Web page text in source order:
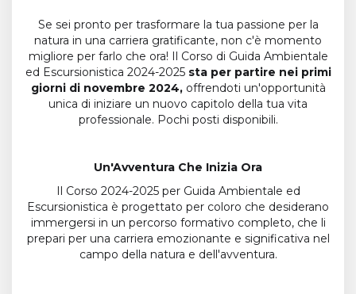
Se sei pronto per trasformare la tua passione per la
natura in una carriera gratificante, non c'è momento
migliore per farlo che ora! Il Corso di Guida Ambientale
ed Escursionistica 2024-2025 sta per partire nei primi
giorni di novembre 2024,offrendoti un'opportunità
unica di iniziare un nuovo capitolo della tua vita
professionale. Pochi posti disponibili.
Un'Avventura Che Inizia Ora
Il Corso 2024-2025 per Guida Ambientale ed
Escursionistica è progettato per coloro che desiderano
immergersi in un percorso formativo completo, che li
prepari per una carriera emozionante e significativa nel
campo della natura e dell'avventura.